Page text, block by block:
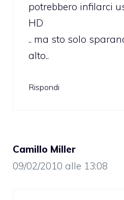
potrebbero infilarci
HD
.. ma sto solo
alto..
Rispondi
Camillo Miller
09/02/2010 alle 13:08